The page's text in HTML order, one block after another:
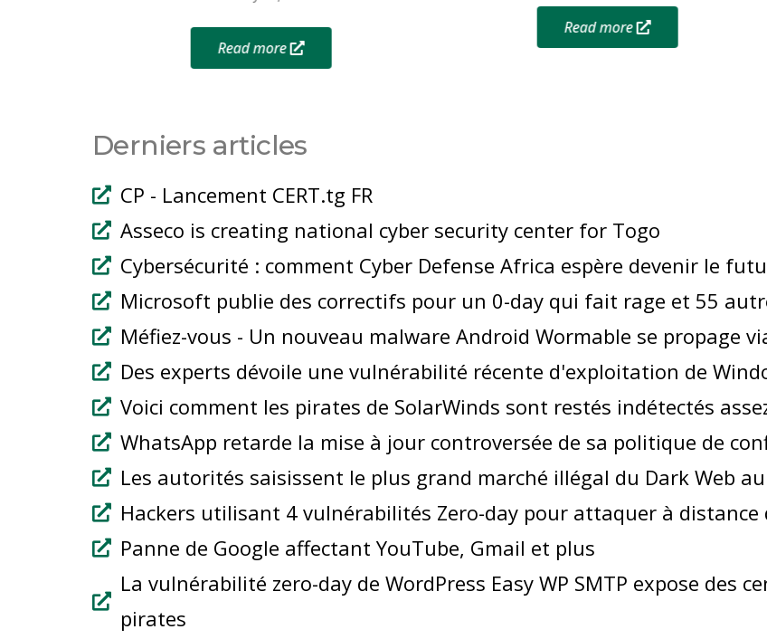
Read more
Read more
Derniers articles
CP - Lancement CERT.tg FR
Asseco is creating national cyber security center for Togo
Cybersécurité : comment Cyber Defense Africa espère devenir le
Microsoft publie des correctifs pour un 0-day qui fait rage et 55
Méfiez-vous - Un nouveau malware Android Wormable se propage
Des experts dévoile une vulnérabilité récente d'exploitation de
Voici comment les pirates de SolarWinds sont restés indétectés
WhatsApp retarde la mise à jour controversée de sa politique de
Les autorités saisissent le plus grand marché illégal du Dark Web
Hackers utilisant 4 vulnérabilités Zero-day pour attaquer à distance
Panne de Google affectant YouTube, Gmail et plus
La vulnérabilité zero-day de WordPress Easy WP SMTP expose des
pirates